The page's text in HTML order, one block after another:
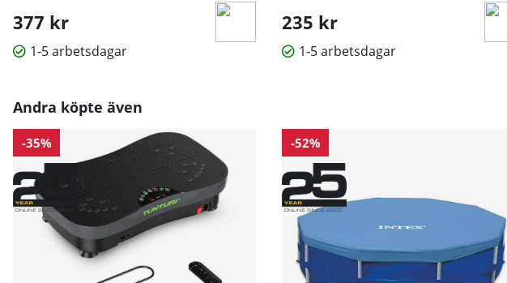
377 kr
1-5 arbetsdagar
235 kr
1-5 arbetsdagar
Andra köpte även
-35% -52%